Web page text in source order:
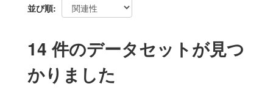
並び順
14 件のデータセットが見つ
かりました